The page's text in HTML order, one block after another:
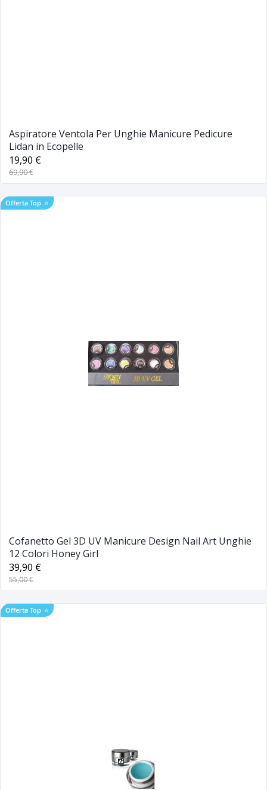
Aspiratore Ventola Per Unghie Manicure Pedicure
Lidan in Ecopelle
19,90 €
69,90 €
Offerta Top ⭐
Cofanetto Gel 3D UV Manicure Design Nail Art Unghie
12 Colori Honey Girl
39,90 €
55,00 €
Offerta Top ⭐